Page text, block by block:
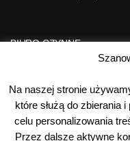
BIURO CZYNNE
7 dni w tygodniu
Poniedziałek-Piątek:
Na naszej stronie
które służą do zbierania
celu personalizowania
Przez dalsze aktywne